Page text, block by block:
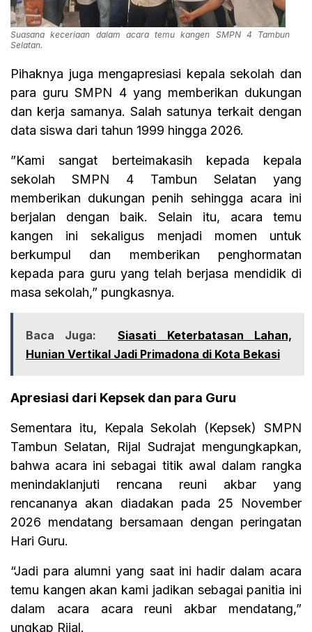
Suasana keceriaan dalam acara temu kangen SMPN 4 Tambun
Selatan.
Pihaknya juga mengapresiasi kepala sekolah dan
para guru SMPN 4 yang memberikan dukungan
dan kerja samanya. Salah satunya terkait dengan
data siswa dari tahun 1999 hingga 2026.
”Kami sangat berteimakasih kepada kepala
sekolah SMPN 4 Tambun Selatan yang
memberikan dukungan penih sehingga acara ini
berjalan dengan baik. Selain itu, acara temu
kangen ini sekaligus menjadi momen untuk
berkumpul dan memberikan penghormatan
kepada para guru yang telah berjasa mendidik di
masa sekolah,” pungkasnya.
Baca Juga:
Siasati Keterbatasan Lahan,
Hunian Vertikal Jadi Primadona di Kota Bekasi
Apresiasi dari Kepsek dan para Guru
Sementara itu, Kepala Sekolah (Kepsek) SMPN
Tambun Selatan, Rijal Sudrajat mengungkapkan,
bahwa acara ini sebagai titik awal dalam rangka
menindaklanjuti rencana reuni akbar yang
rencananya akan diadakan pada 25 November
2026 mendatang bersamaan dengan peringatan
Hari Guru.
“Jadi para alumni yang saat ini hadir dalam acara
temu kangen akan kami jadikan sebagai panitia ini
dalam acara acara reuni akbar mendatang,”
ungkap Rijal.